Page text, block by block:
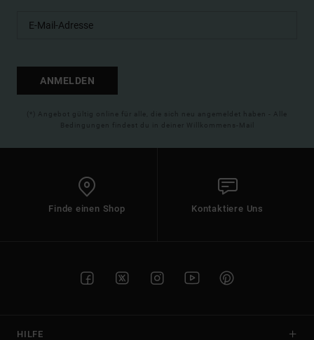
ANMELDEN
(*) Angebot gültig online für alle, die sich neu angemeldet haben - Alle
Bedingungen findest du in deiner Willkommens-Mail
Finde einen Shop Kontaktiere Uns
HILFE